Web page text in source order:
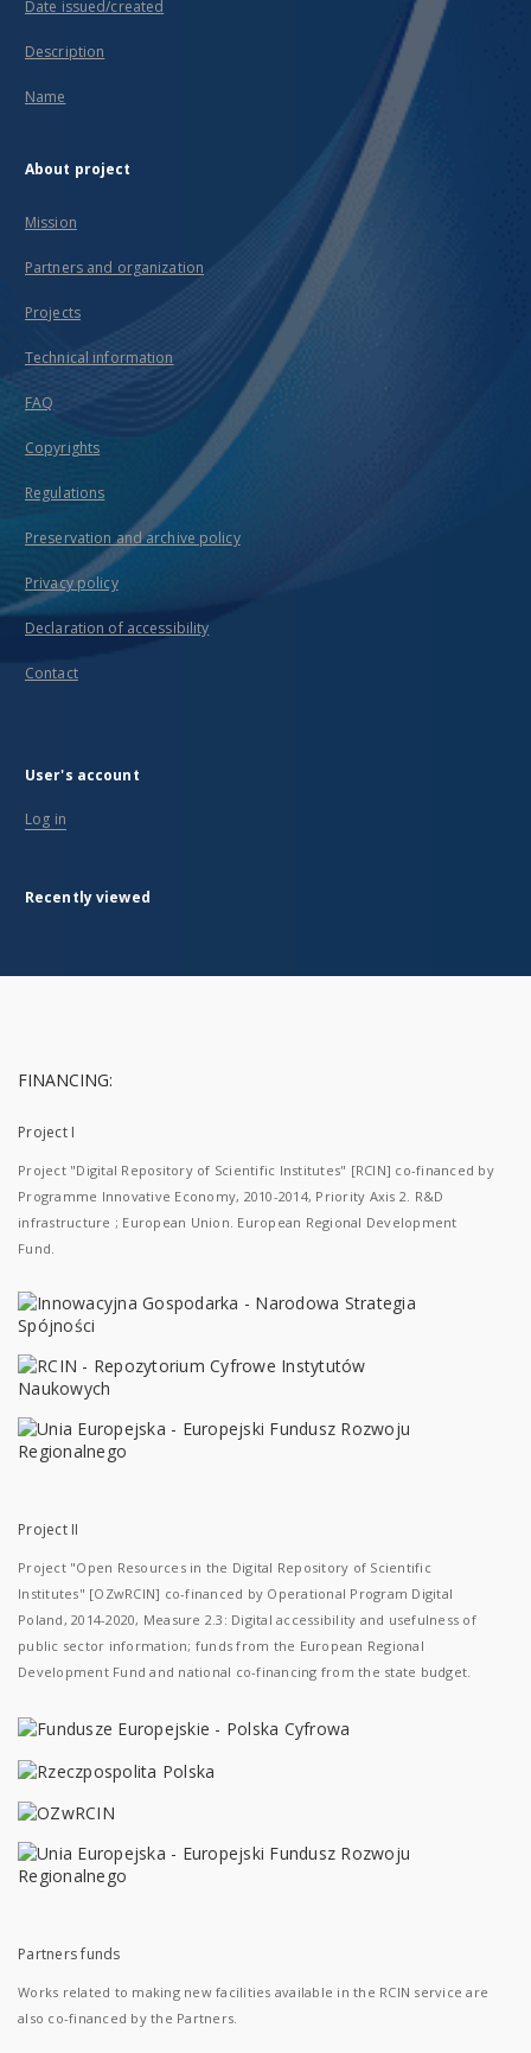
Date issued/created
Description
Name
About project
Mission
Partners and organization
Projects
Technical information
FAQ
Copyrights
Regulations
Preservation and archive policy
Privacy policy
Declaration of accessibility
Contact
User's account
Log in
Recently viewed
FINANCING:
Project I
Project "Digital Repository of Scientific Institutes" [RCIN] co-financed by
Programme Innovative Economy, 2010-2014, Priority Axis 2. R&D
infrastructure ; European Union. European Regional Development
Fund.
Project II
Project "Open Resources in the Digital Repository of Scientific
Institutes" [OZwRCIN] co-financed by Operational Program Digital
Poland, 2014-2020, Measure 2.3: Digital accessibility and usefulness of
public sector information; funds from the European Regional
Development Fund and national co-financing from the state budget.
Partners funds
Works related to making new facilities available in the RCIN service are
also co-financed by the Partners.